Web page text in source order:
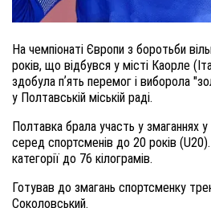
На чемпіонаті Європи з боротьби
років, що відбувся у місті Каорле
здобула пʼять перемог і виборола
у Полтавській міській раді.
Полтавка брала участь у змаганнях у
серед спортсменів до 20 років
категорії до 76 кілограмів.
Готував до змагань спортсменку
Соколовський.